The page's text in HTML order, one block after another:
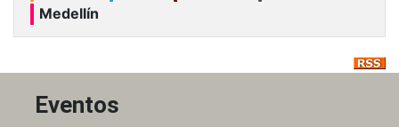
Medellín
Eventos